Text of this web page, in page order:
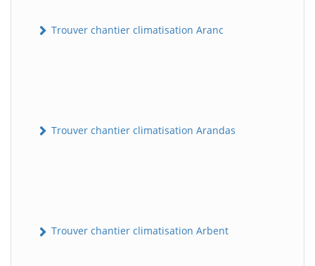
Trouver chantier climatisation Aranc
Trouver chantier climatisation Arandas
Trouver chantier climatisation Arbent